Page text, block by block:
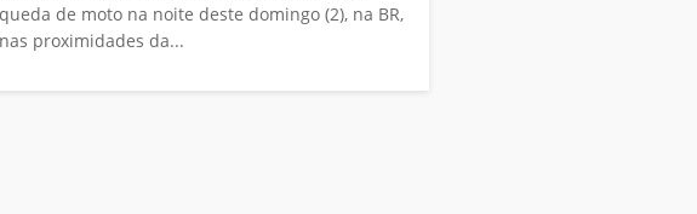
queda de moto na noite deste domingo (2), na BR,
nas proximidades da...